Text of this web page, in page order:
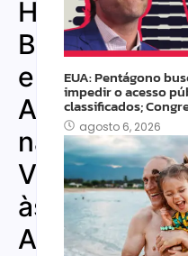
Histórias,
Brincadeiras
e
Afeto
na
Volta
às
Aulas
EUA: Pentágono
impedir o acesso
classificados;
agosto 6, 2026